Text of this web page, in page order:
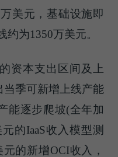
美元，基础设施即
约为1350万美元。
资本支出区间及上
季可新增上线产能
能逐步爬坡(全年加
的IaaS收入模型测
的新增OCI收入，